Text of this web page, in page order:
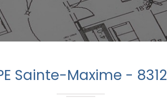
Sainte-Maxime -